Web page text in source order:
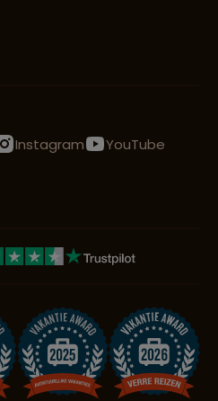
Instagram
YouTube